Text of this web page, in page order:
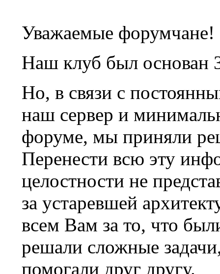
Уважаемые форумчане!
Наш клуб был основан
Но, в связи с
наш сервер и
форуме, мы приняли
Перенести всю эту
целостности не
за устаревшей
всем Вам за то, что
решали сложные
помогали друг другу.